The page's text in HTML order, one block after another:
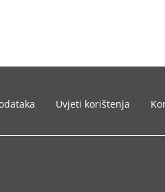
Uvjeti korištenja